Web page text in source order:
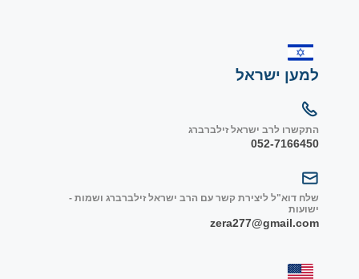
למען ישראל
התקשרו לרב ישראל זילברברג
052-7166450
שלח דוא"ל ליצירת קשר עם הרב ישראל זילברברג ושמות -
ישועות
zera277@gmail.com